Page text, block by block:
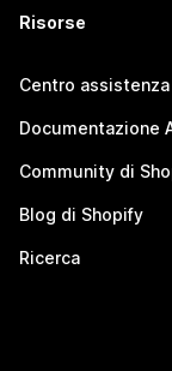
Risorse
Centro
Documentazione
Community di
Blog di Shopify
Ricerca